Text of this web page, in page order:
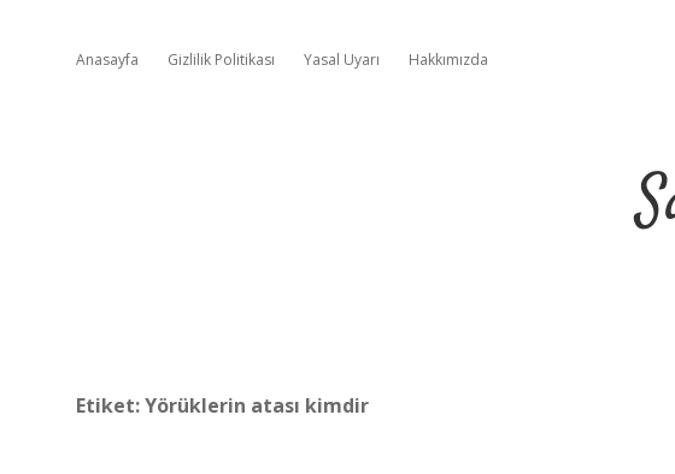
Anasayfa Gizlilik Politikası Yasal Uyarı Hakkımızda
Etiket:Yörüklerin atası kimdir